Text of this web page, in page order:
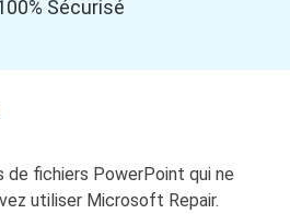
Sécurisé
de fichiers PowerPoint qui ne
utiliser Microsoft Repair.